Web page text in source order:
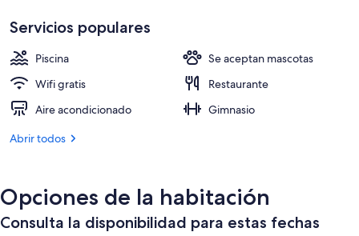
Terraza o patio
Servicios populares
Piscina
Se aceptan mascotas
Wifi gratis
Restaurante
Aire acondicionado
Gimnasio
Abrir todos
Opciones de la habitación
Consulta la disponibilidad para estas fechas